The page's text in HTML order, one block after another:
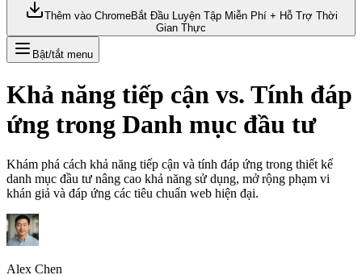
Thêm vào ChromeBắt Đầu Luyện Tập Miễn Phí + Hỗ Trợ Thời
Gian Thực
Bật/tắt menu
Khả năng tiếp cận vs. Tính đáp
ứng trong Danh mục đầu tư
Khám phá cách khả năng tiếp cận và tính đáp ứng trong thiết kế
danh mục đầu tư nâng cao khả năng sử dụng, mở rộng phạm vi
khán giả và đáp ứng các tiêu chuẩn web hiện đại.
Alex Chen